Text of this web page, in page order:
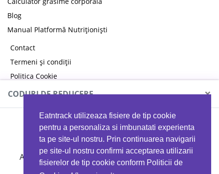
Eatntrack utilizeaza fisiere de tip cookie
pentru a personaliza si imbunatati experienta
ta pe site-ul nostru. Prin continuarea navigarii
pe site-ul nostru confirmi acceptarea utilizarii
fisierelor de tip cookie conform Politicii de
Blog
Manual Platformă Nutriționiști
Contact
Termeni și condiții
Politica Cookie
Politica de confidențialitate
CODURI DE REDUCERE ×
MYPROTEIN
Ai 40%reducere la orice comandă folosind codul
EATTRACK